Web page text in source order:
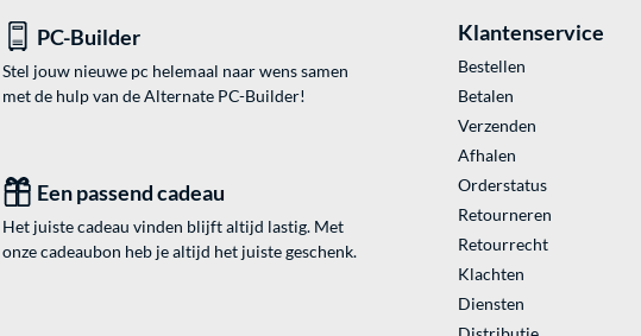
PC-Builder
Stel jouw nieuwe pc helemaal naar wens samen
met de hulp van de Alternate PC-Builder!
Een passend cadeau
Het juiste cadeau vinden blijft altijd lastig. Met
onze cadeaubon heb je altijd het juiste geschenk.
Klantenservice
Bestellen
Betalen
Verzenden
Afhalen
Orderstatus
Retourneren
Retourrecht
Klachten
Diensten